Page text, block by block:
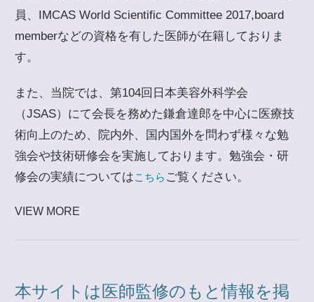
員、IMCAS World Scientific Committee 2017,board
memberなどの資格を有した医師が在籍しておりま
す。
また、当院では、第104回日本美容外科学会
（JSAS）にて会長を務めた鎌倉達郎を中心に医療技
術向上のため、院内外、国内国外を問わず様々な勉
強会や技術研修会を実施しております。勉強会・研
修会の実績についてはこちら ご覧ください。
VIEW MORE
本サイトは医師監修のもと情報を掲